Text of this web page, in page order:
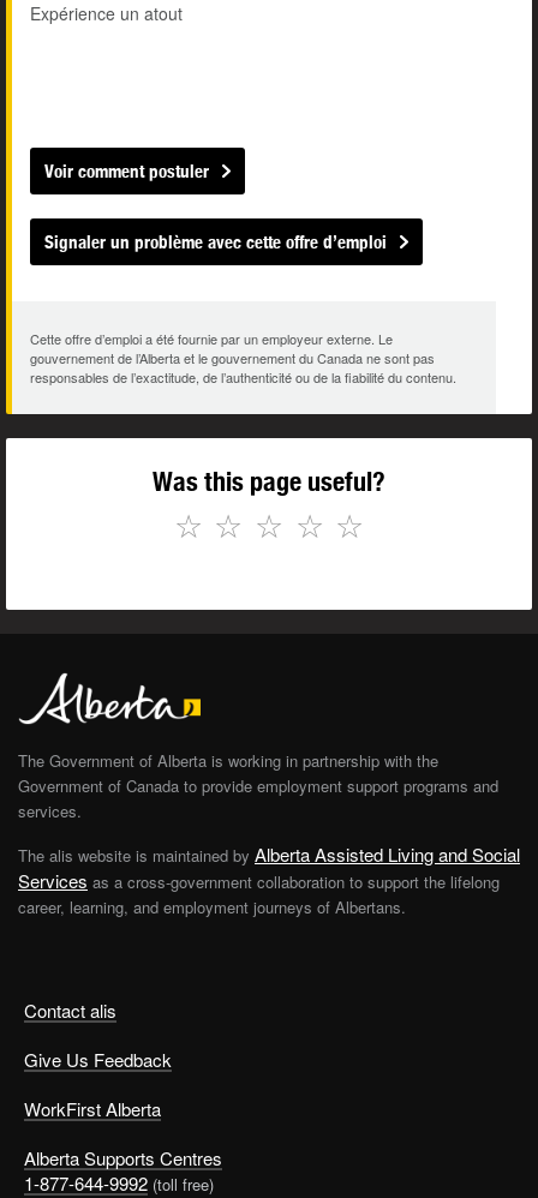
Expérience un atout
Voir comment postuler
Signaler un problème avec cette offre d’emploi
Cette offre d’emploi a été fournie par un employeur externe. Le
gouvernement de l’Alberta et le gouvernement du Canada ne sont pas
responsables de l’exactitude, de l’authenticité ou de la fiabilité du contenu.
Was this page useful?
☆
☆
☆
☆
☆
Contact alis
Give Us Feedback
WorkFirst Alberta
Alberta Supports Centres
1-877-644-9992 (toll free)
The Government of Alberta is working in partnership with the
Government of Canada to provide employment support programs and
services.
The alis website is maintained by Alberta Assisted Living and Social
Services as a cross-government collaboration to support the lifelong
career, learning, and employment journeys of Albertans.